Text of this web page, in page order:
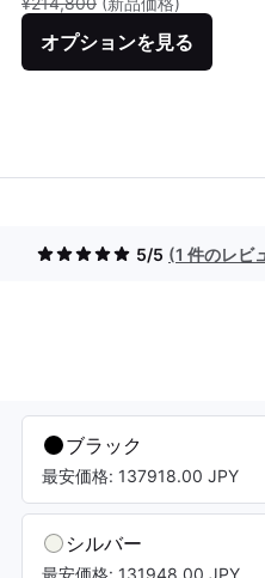
オプションを見る
5/5 (1 件のレビ
ブラック
最安価格: 137918.00 JPY
シルバー
最安価格: 131948.00 JPY